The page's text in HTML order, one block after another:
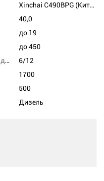
Xinchai C490BPG (Китай)
40,0
до 19
до 450
Угол наклона мачты вперед/назад, град
6/12
1700
500
Дизель